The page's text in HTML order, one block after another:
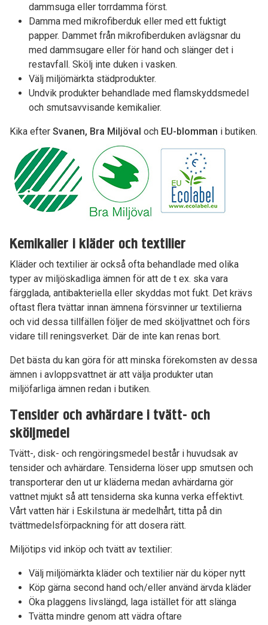
dammsuga eller torrdamma först.
Damma med mikrofiberduk eller med ett fuktigt
papper. Dammet från mikrofiberduken avlägsnar du
med dammsugare eller för hand och slänger det i
restavfall. Skölj inte duken i vasken.
Välj miljömärkta städprodukter.
Undvik produkter behandlade med flamskyddsmedel
och smutsavvisande kemikalier.
Kika efter Svanen, Bra Miljöval och EU-blomman i butiken.
Kemikalier i kläder och textilier
Kläder och textilier är också ofta behandlade med olika
typer av miljöskadliga ämnen för att de t ex. ska vara
färgglada, antibakteriella eller skyddas mot fukt. Det krävs
oftast flera tvättar innan ämnena försvinner ur textilierna
och vid dessa tillfällen följer de med sköljvattnet och förs
vidare till reningsverket. Där de inte kan renas bort.
Det bästa du kan göra för att minska förekomsten av dessa
ämnen i avloppsvattnet är att välja produkter utan
miljöfarliga ämnen redan i butiken.
Tensider och avhärdare i tvätt- och
sköljmedel
Tvätt-, disk- och rengöringsmedel består i huvudsak av
tensider och avhärdare. Tensiderna löser upp smutsen och
transporterar den ut ur kläderna medan avhärdarna gör
vattnet mjukt så att tensiderna ska kunna verka effektivt.
Vårt vatten här i Eskilstuna är medelhårt, titta på din
tvättmedelsförpackning för att dosera rätt.
Miljötips vid inköp och tvätt av textilier:
Välj miljömärkta kläder och textilier när du köper nytt
Köp gärna second hand och/eller använd ärvda kläder
Öka plaggens livslängd, laga istället för att slänga
Tvätta mindre genom att vädra oftare